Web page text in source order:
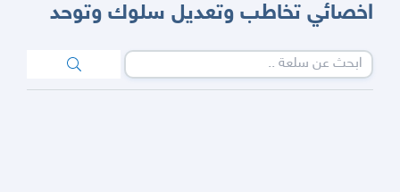
اخصائي تخاطب وتعديل سلوك وتوحد